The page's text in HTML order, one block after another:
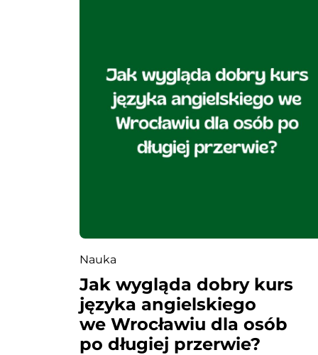
i
s
u
Nauka
Jak wygląda dobry kurs
języka angielskiego
we Wrocławiu dla osób
po długiej przerwie?